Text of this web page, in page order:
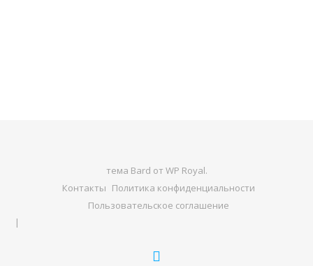
тема Bard от WP Royal.
Контакты Политика конфиденциальности
Пользовательское соглашение